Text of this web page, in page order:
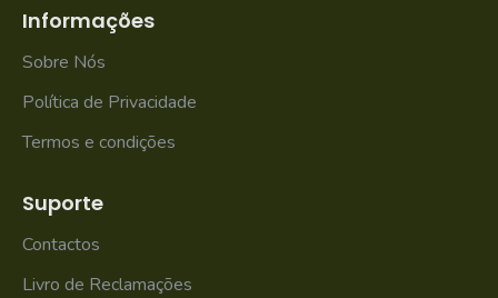
Informações
Sobre Nós
Política de Privacidade
Termos e condições
Suporte
Contactos
Livro de Reclamações